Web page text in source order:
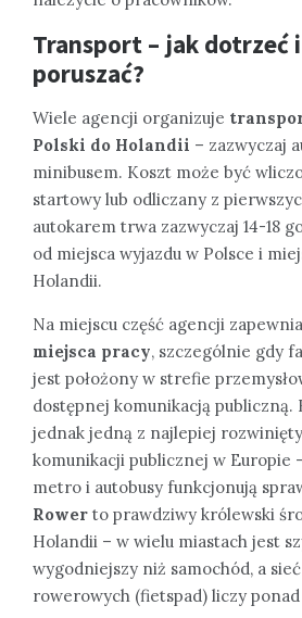
Transport – jak dotrzeć
poruszać?
Wiele agencji organizuje
Polski do Holandii – zazwyczaj
minibusem. Koszt może być
startowy lub odliczany z
autokarem trwa zazwyczaj 14-18
od miejsca wyjazdu w Polsce i
Holandii.
Na miejscu część agencji zapewnia
miejsca pracy, szczególnie gdy
jest położony w strefie
dostępnej komunikacją publiczną.
jednak jedną z najlepiej
komunikacji publicznej w Europie
metro i autobusy funkcjonują
Rower to prawdziwy królewski
Holandii – w wielu miastach jest
wygodniejszy niż samochód, a
rowerowych (fietspad) liczy ponad